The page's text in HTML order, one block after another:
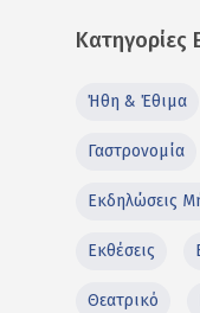
Ήθη & Έθιμα
Γαστρονομία
Εκδηλώσεις
Εκθέσεις
Θεατρικό